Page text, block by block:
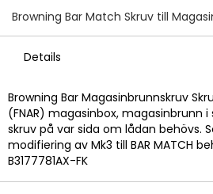
Browning Bar Match Skruv till
Details
Browning Bar Magasinbrunnskruv
(FNAR) magasinbox, magasinbrunn
skruv på var sida om lådan behövs.
modifiering av Mk3 till BAR MATCH
B3177781AX-FK